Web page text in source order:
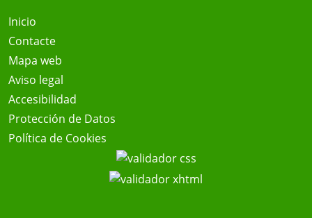
Inicio
Contacte
Mapa web
Aviso legal
Accesibilidad
Protección de Datos
Política de Cookies